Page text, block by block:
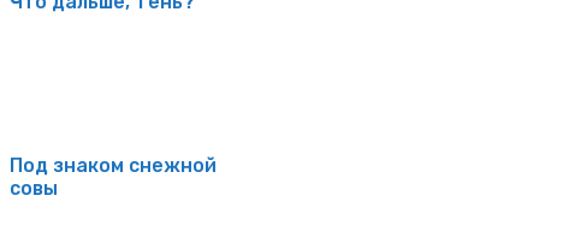
Под знаком снежной
совы